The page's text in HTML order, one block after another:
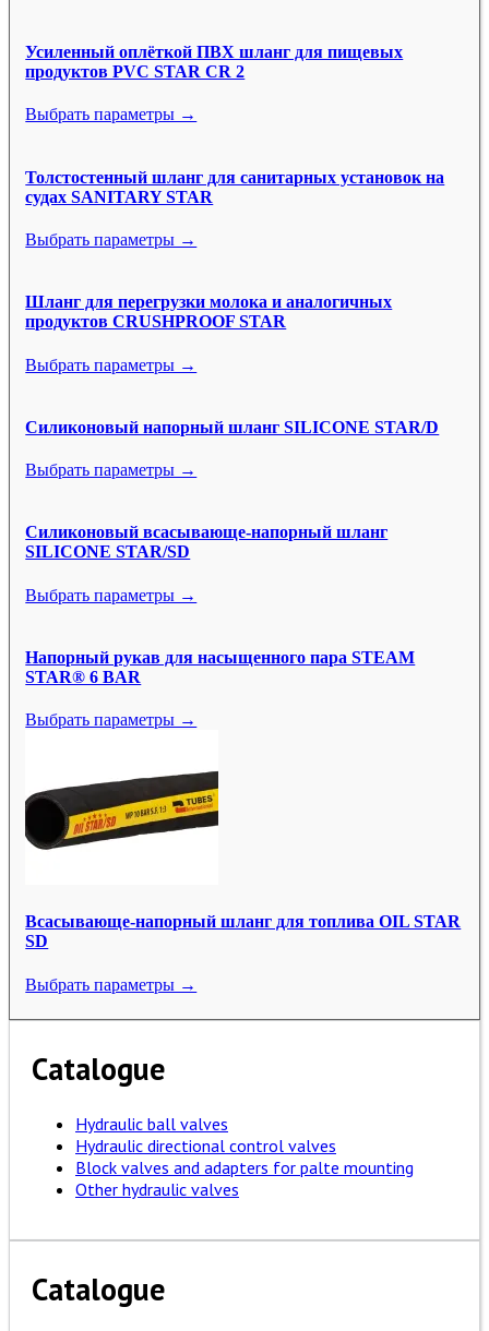
Усиленный оплёткой ПВХ шланг для пищевых
продуктов PVC STAR CR 2
Выбрать параметры →
Толстостенный шланг для санитарных установок на
судах SANITARY STAR
Выбрать параметры →
Шланг для перегрузки молока и аналогичных
продуктов CRUSHPROOF STAR
Выбрать параметры →
Силиконовый напорный шланг SILICONE STAR/D
Выбрать параметры →
Силиконовый всасывающе-напорный шланг
SILICONE STAR/SD
Выбрать параметры →
Напорный рукав для насыщенного пара STEAM
STAR® 6 BAR
Выбрать параметры →
Всасывающе-напорный шланг для топлива OIL STAR
SD
Выбрать параметры →
Catalogue
Hydraulic ball valves
Hydraulic directional control valves
Block valves and adapters for palte mounting
Other hydraulic valves
Catalogue